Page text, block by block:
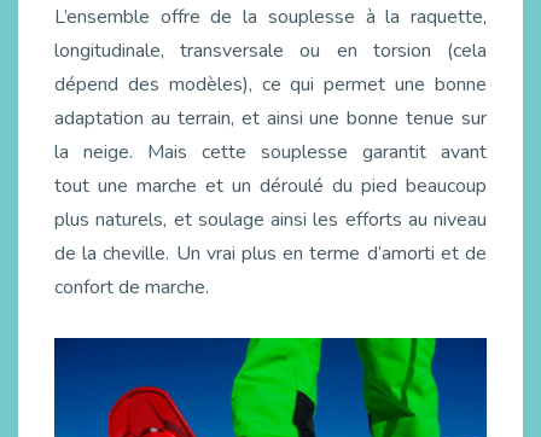
L’ensemble offre de la souplesse à la raquette,
longitudinale, transversale ou en torsion (cela
dépend des modèles), ce qui permet une bonne
adaptation au terrain, et ainsi une bonne tenue sur
la neige. Mais cette souplesse garantit avant
tout une marche et un déroulé du pied beaucoup
plus naturels, et soulage ainsi les efforts au niveau
de la cheville. Un vrai plus en terme d’amorti et de
confort de marche.